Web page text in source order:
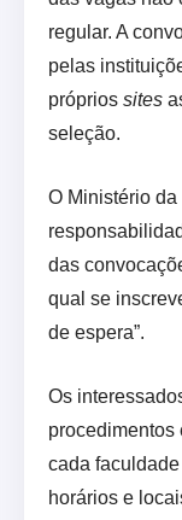
regular. A
pelas
próprios sites
seleção.
O Ministério da
das
qual se
de espera”.
Os
procedimentos
cada
horários e